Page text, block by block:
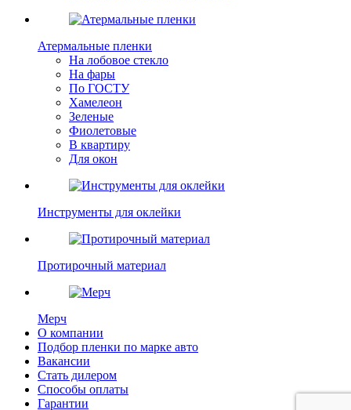
Атермальные пленки
На лобовое стекло
На фары
По ГОСТУ
Хамелеон
Зеленые
Фиолетовые
В квартиру
Для окон
Инструменты для оклейки
Протирочный материал
Мерч
О компании
Подбор пленки по марке авто
Вакансии
Стать дилером
Способы оплаты
Гарантии